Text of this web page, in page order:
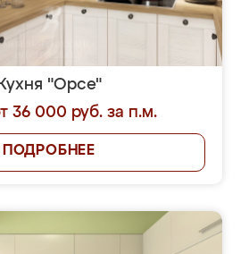
Кухня "Орсе"
36 000 руб. за п.м.
ПОДРОБНЕЕ